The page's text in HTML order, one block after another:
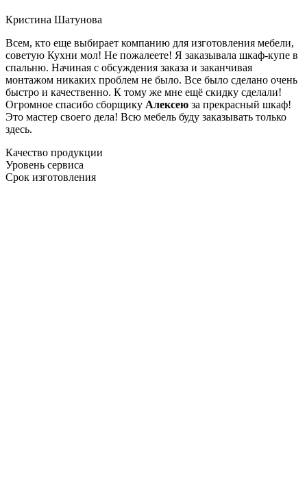
Кристина Шатунова
Всем, кто еще выбирает компанию для изготовления мебели,
советую Кухни мол! Не пожалеете! Я заказывала шкаф-купе в
спальню. Начиная с обсуждения заказа и заканчивая
монтажом никаких проблем не было. Все было сделано очень
быстро и качественно. К тому же мне ещё скидку сделали!
Огромное спасибо сборщику Алексею за прекрасный шкаф!
Это мастер своего дела! Всю мебель буду заказывать только
здесь.
Качество продукции
Уровень сервиса
Срок изготовления